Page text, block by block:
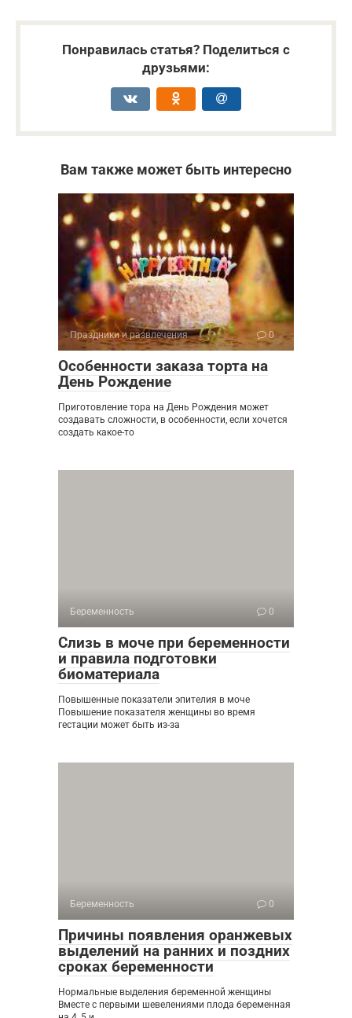
Понравилась статья? Поделиться с
друзьями:
Вам также может быть интересно
Праздники и развлечения 0
Особенности заказа торта на
День Рождение
Приготовление тора на День Рождения может
создавать сложности, в особенности, если хочется
создать какое-то
Беременность 0
Слизь в моче при беременности
и правила подготовки
биоматериала
Повышенные показатели эпителия в моче
Повышение показателя женщины во время
гестации может быть из-за
Беременность 0
Причины появления оранжевых
выделений на ранних и поздних
сроках беременности
Нормальные выделения беременной женщины
Вместе с первыми шевелениями плода беременная